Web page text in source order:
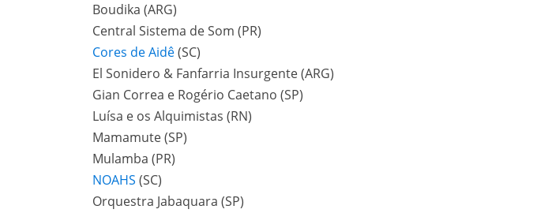
Boudika (ARG)
Central Sistema de Som (PR)
Cores de Aidê(SC)
El Sonidero & Fanfarria Insurgente (ARG)
Gian Correa e Rogério Caetano (SP)
Luísa e os Alquimistas (RN)
Mamamute (SP)
Mulamba (PR)
NOAHS (SC)
Orquestra Jabaquara (SP)